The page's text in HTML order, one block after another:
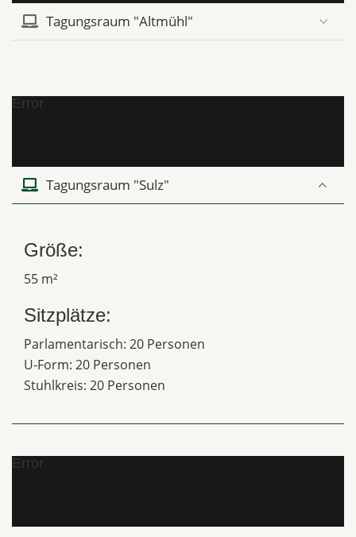
Tagungsraum "Altmühl"
Error
Tagungsraum "Sulz"
Größe:
55 m²
Sitzplätze:
Parlamentarisch: 20 Personen
U-Form: 20 Personen
Stuhlkreis: 20 Personen
Error